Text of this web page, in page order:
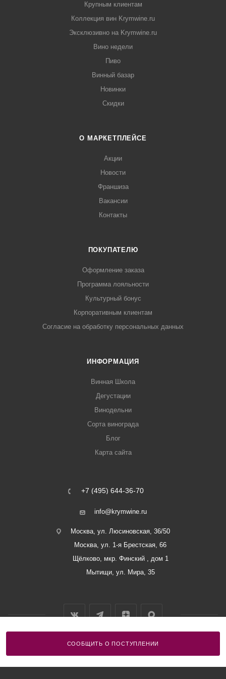
СООБЩИТЬ О ПОСТУПЛЕНИИ
Крупным клиентам
Коллекция вин Krymwine.ru
Эксклюзивно на Krymwine.ru
Вино недели
Пиво
Винный базар
Новинки
Скидки
О МАРКЕТПЛЕЙСЕ
Акции
Новости
Франшиза
Вакансии
Контакты
ПОКУПАТЕЛЮ
Оформление заказа
Программа лояльности
Культурный бонус
Корпоративным клиентам
Согласие на обработку персональных данных
ИНФОРМАЦИЯ
Винная Школа
Дегустации
Винодельни
Сорта винограда
Блог
Карта сайта
+7 (495) 644-36-70
info@krymwine.ru
Москва, ул. Люсиновская, 36/50
Москва, ул. 1-я Брестская, 66
Щёлково, мкр. Финский , дом 1
Мытищи, ул. Мира, 35